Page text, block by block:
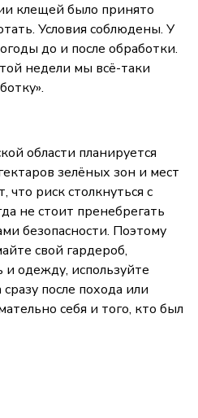
клещей было принято
Условия соблюдены. У
до и после обработки.
недели мы всё-таки
области планируется
зелёных зон и мест
что риск столкнуться с
не стоит пренебрегать
безопасности. Поэтому
свой гардероб,
одежду, используйте
после похода или
себя и того, кто был